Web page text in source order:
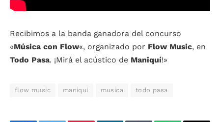
Recibimos a la banda ganadora del concurso
«Música con Flow«, organizado por Flow Music, en
Todo Pasa. ¡Mirá el acústico de Maniquí!»
flow music maniqui musica todo pasa